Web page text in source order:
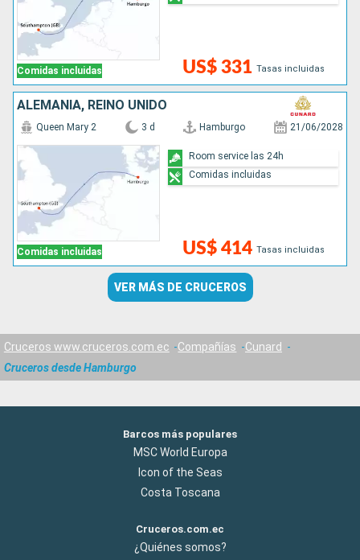
Comidas incluidas US$ 331 Tasas incluidas
ALEMANIA, REINO UNIDO
Comidas incluidas
Queen Mary 2 3 d Hamburgo 21/06/2028
US$ 414 Tasas incluidas
Room service las 24h
Comidas incluidas
VER MÁS DE CRUCEROS
Cruceros www.cruceros.com.ec Compañías
Cunard
Cruceros desde Hamburgo
Barcos más populares
MSC World Europa
Icon of the Seas
Costa Toscana
Cruceros.com.ec
¿Quiénes somos?